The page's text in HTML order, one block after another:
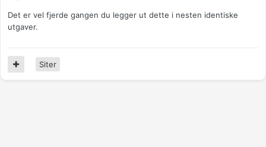
Det er vel fjerde gangen du legger ut dette i nesten identiske
utgaver.
Siter